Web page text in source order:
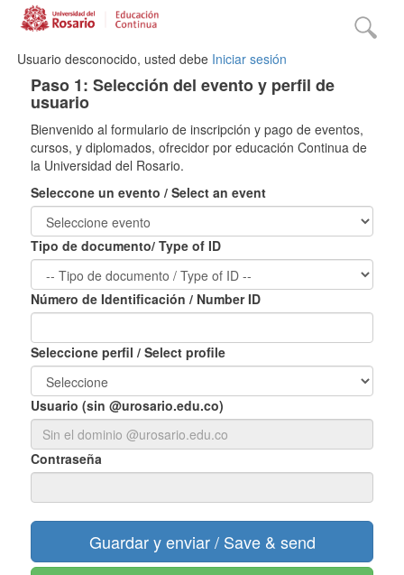
Usuario desconocido, usted debe Iniciar sesión
Paso 1: Selección del evento y perfil de
usuario
Bienvenido al formulario de inscripción y pago de eventos,
cursos, y diplomados, ofrecidor por educación Continua de
la Universidad del Rosario.
Seleccone un evento / Select an event
Tipo de documento/ Type of ID
Número de Identificación / Number ID
Seleccione perfil / Select profile
Usuario (sin @urosario.edu.co)
Contraseña